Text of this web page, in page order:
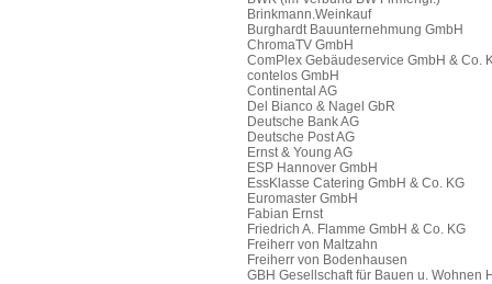
Brinkmann.Weinkauf
Burghardt Bauunternehmung GmbH
ChromaTV GmbH
ComPlex Gebäudeservice GmbH & Co.
contelos GmbH
Continental AG
Del Bianco & Nagel GbR
Deutsche Bank AG
Deutsche Post AG
Ernst & Young AG
ESP Hannover GmbH
EssKlasse Catering GmbH & Co. KG
Euromaster GmbH
Fabian Ernst
Friedrich A. Flamme GmbH & Co. KG
Freiherr von Maltzahn
Freiherr von Bodenhausen
GBH Gesellschaft für Bauen u. Wohnen